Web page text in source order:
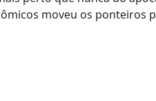
moveu os ponteiros